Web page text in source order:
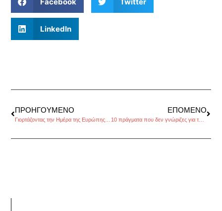
LinkedIn
ΠΡΟΗΓΟΎΜΕΝΟ ΕΠΌΜΕΝΟ
10 πράγματα που δεν γνώριζες για τον Δεύτερο Παγκόσμιο Πόλεμο, του Βαγγέλη Γεωργίου